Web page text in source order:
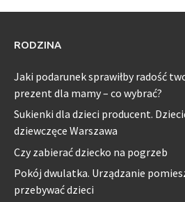
RODZINA
Jaki podarunek sprawiłby radość
prezent dla mamy – co wybrać?
Sukienki dla dzieci producent.
dziewczęce Warszawa
Czy zabierać dziecko na pogrzeb
Pokój dwulatka. Urządzanie
przebywać dzieci